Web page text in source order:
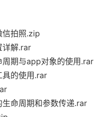
信拍照.zip
详解.rar
周期与app对象的使用.rar
具的使用.rar
命周期和参数传递.rar